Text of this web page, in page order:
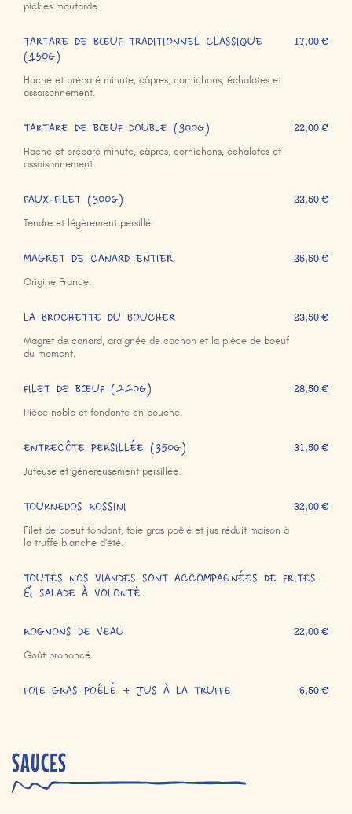
pickles moutarde.
TARTARE DE BŒUF TRADITIONNEL CLASSIQUE
(150g)
Haché et préparé minute, câpres, cornichons, échalotes et
assaisonnement.
17,00 €
TARTARE DE BŒUF DOUBLE (300g)
Haché et préparé minute, câpres, cornichons, échalotes et
assaisonnement.
22,00 €
FAUX-FILET (300g)
Tendre et légèrement persillé.
22,50 €
MAGRET DE CANARD ENTIER
Origine France.
25,50 €
LA BROCHETTE DU BOUCHER
Magret de canard, araignée de cochon et la pièce de boeuf
du moment.
23,50 €
FILET DE BŒUF (220g)
Pièce noble et fondante en bouche.
28,50 €
ENTRECÔTE PERSILLÉE (350g)
Juteuse et généreusement persillée.
31,50 €
TOURNEDOS ROSSINI
Filet de boeuf fondant, foie gras poêlé et jus réduit maison à
la truffe blanche d'été.
32,00 €
TOUTES NOS VIANDES SONT ACCOMPAGNÉES DE FRITES
& SALADE À VOLONTÉ
ROGNONS DE VEAU
Goût prononcé.
22,00 €
FOIE GRAS POÊLÉ + JUS À LA TRUFFE 6,50 €
SAUCES